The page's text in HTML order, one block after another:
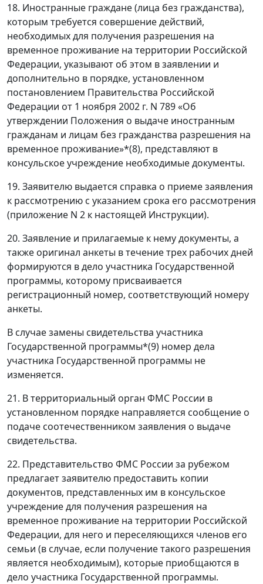
18. Иностранные граждане (лица без гражданства),
которым требуется совершение действий,
необходимых для получения разрешения на
временное проживание на территории Российской
Федерации, указывают об этом в заявлении и
дополнительно в порядке, установленном
постановлением Правительства Российской
Федерации от 1 ноября 2002 г. N 789 «Об
утверждении Положения о выдаче иностранным
гражданам и лицам без гражданства разрешения на
временное проживание»*(8), представляют в
консульское учреждение необходимые документы.
19. Заявителю выдается справка о приеме заявления
к рассмотрению с указанием срока его рассмотрения
(приложение N 2 к настоящей Инструкции).
20. Заявление и прилагаемые к нему документы, а
также оригинал анкеты в течение трех рабочих дней
формируются в дело участника Государственной
программы, которому присваивается
регистрационный номер, соответствующий номеру
анкеты.
В случае замены свидетельства участника
Государственной программы*(9) номер дела
участника Государственной программы не
изменяется.
21. В территориальный орган ФМС России в
установленном порядке направляется сообщение о
подаче соотечественником заявления о выдаче
свидетельства.
22. Представительство ФМС России за рубежом
предлагает заявителю предоставить копии
документов, представленных им в консульское
учреждение для получения разрешения на
временное проживание на территории Российской
Федерации, для него и переселяющихся членов его
семьи (в случае, если получение такого разрешения
является необходимым), которые приобщаются в
дело участника Государственной программы.